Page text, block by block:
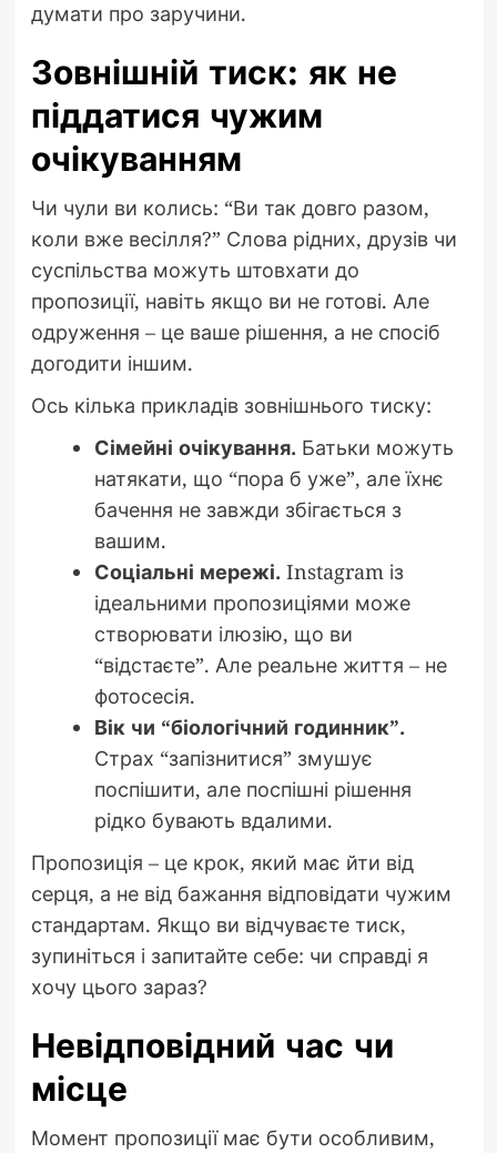
думати про заручини.
Зовнішній тиск: як не
піддатися чужим
очікуванням
Чи чули ви колись: “Ви так довго разом,
коли вже весілля?” Слова рідних, друзів чи
суспільства можуть штовхати до
пропозиції, навіть якщо ви не готові. Але
одруження – це ваше рішення, а не спосіб
догодити іншим.
Ось кілька прикладів зовнішнього тиску:
Сімейні очікування. Батьки можуть
натякати, що “пора б уже”, але їхнє
бачення не завжди збігається з
вашим.
Соціальні мережі. Instagram із
ідеальними пропозиціями може
створювати ілюзію, що ви
“відстаєте”. Але реальне життя – не
фотосесія.
Вік чи “біологічний годинник”.
Страх “запізнитися” змушує
поспішити, але поспішні рішення
рідко бувають вдалими.
Пропозиція – це крок, який має йти від
серця, а не від бажання відповідати чужим
стандартам. Якщо ви відчуваєте тиск,
зупиніться і запитайте себе: чи справді я
хочу цього зараз?
Невідповідний час чи
місце
Момент пропозиції має бути особливим,